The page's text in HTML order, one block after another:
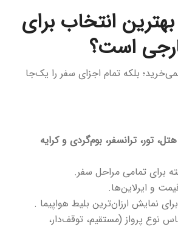
بهترین انتخاب برای
است؟
بلکه تمام اجزای سفر را یک‌جا
تور، ترانسفر، بوم‌گردی و کرایه
و ایرلاین‌ها.
نمایش ارزان‌ترین بلیط هواپیما .
نوع پرواز (مستقیم، توقف‌دار،